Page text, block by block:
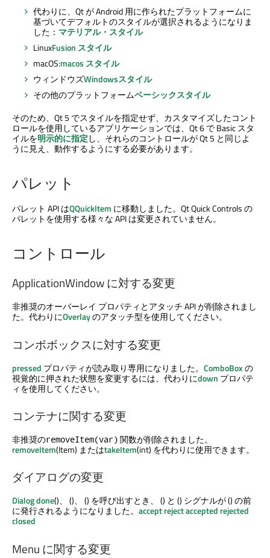
代わりに、Qt が Android 用に作られたプラットフォームに
基づいてデフォルトのスタイルが選択されるようになりま
した： マテリアル・スタイル
LinuxFusion スタイル
macOS:macos スタイル
ウィンドウズWindowsスタイル
その他のプラットフォームベーシックスタイル
そのため、Qt 5 でスタイルを指定せず、カスタマイズしたコント
ロールを使用しているアプリケーションでは、Qt 6 で Basic スタ
イルを明示的に指定し、それらのコントロールが Qt 5 と同じよ
うに見え、動作するようにする必要があります。
パレット
パレット API はQQuickItem に移動しました。 Qt Quick Controlsの
パレットを使用する様々な API は変更されていません。
コントロール
ApplicationWindow に対する変更
非推奨のオーバーレイ プロパティとアタッチ API が削除されまし
た。代わりにOverlayのアタッチ型を使用してください。
コンボボックスに対する変更
pressed プロパティが読み取り専用になりました。 ComboBoxの
視覚的に押された状態を変更するには、代わりにdown プロパテ
ィを使用してください。
コンテナに関する変更
非推奨のremoveItem(var) 関数が削除されました。
removeItem(Item) またはtakeItem(int) を代わりに使用できます。
ダイアログの変更
Dialogdone()、 ()、 () を呼び出すとき、 () と () シグナルが () の前
に発行されるようになりました。 acceptrejectaccepted rejected
closed
Menu に関する変更